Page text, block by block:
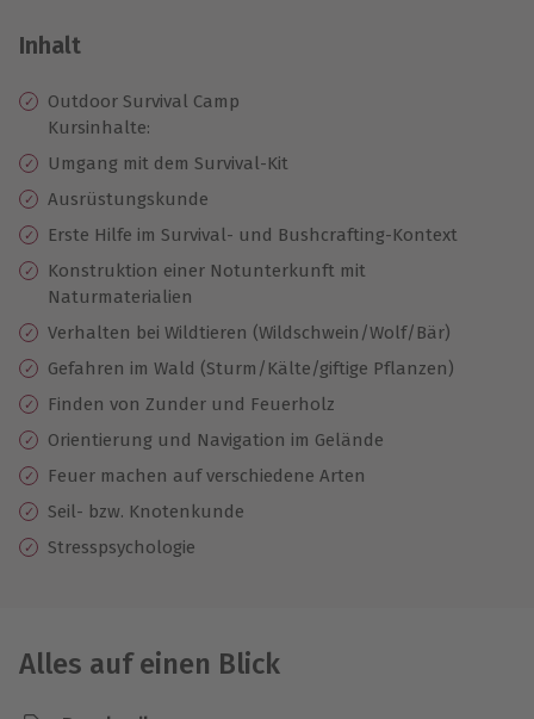
Jeder Gutschein für alle Erlebnisse einlösbar.
10 Jahre gültig & verlängerbar.
Inhalt
Outdoor Survival Camp
Kursinhalte:
Umgang mit dem Survival-Kit
Ausrüstungskunde
Erste Hilfe im Survival- und Bushcrafting-Kontext
Konstruktion einer Notunterkunft mit
Naturmaterialien
Verhalten bei Wildtieren (Wildschwein/Wolf/Bär)
Gefahren im Wald (Sturm/Kälte/giftige Pflanzen)
Finden von Zunder und Feuerholz
Orientierung und Navigation im Gelände
Feuer machen auf verschiedene Arten
Seil- bzw. Knotenkunde
Stresspsychologie
Alles auf einen Blick